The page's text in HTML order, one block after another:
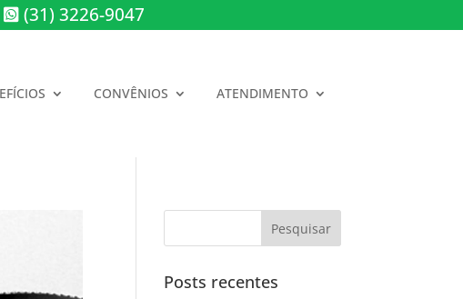
(31) 3226-9047
CONVÊNIOS ATENDIMENTO
Posts recentes